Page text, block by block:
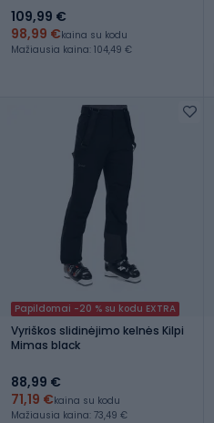
109,99 €
98,99 €kaina su kodu
Mažiausia kaina: 104,49 €
Papildomai -20 % su kodu EXTRA
Vyriškos slidinėjimo kelnės Kilpi
Mimas black
88,99 €
71,19 €kaina su kodu
Mažiausia kaina: 73,49 €